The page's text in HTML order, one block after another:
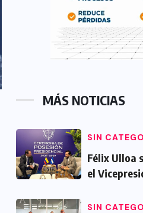
MÁS NOTICIAS
SIN
Félix Ulloa
el
SIN